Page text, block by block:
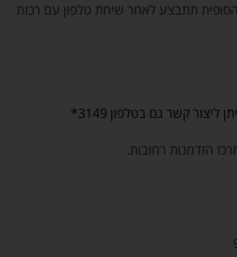
תתבצע לאחר שיחת טלפון עם רכזת
ליצור קשר גם בטלפון 3149*
הזדמנות רחובות.